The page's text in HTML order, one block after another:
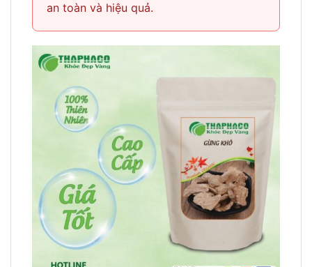
an toàn và hiệu quả.